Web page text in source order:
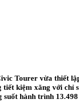
Tourer vừa thiết
tiết kiệm xăng với chỉ
suốt hành trình